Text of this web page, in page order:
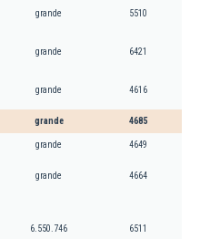
grande 5510
grande 6421
grande 4616
grande 4685
grande 4649
grande 4664
6.550.746 6511